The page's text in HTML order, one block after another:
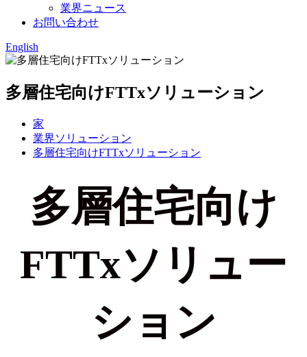
業界ニュース
お問い合わせ
English
多層住宅向けFTTxソリューション
家
業界ソリューション
多層住宅向けFTTxソリューション
多層住宅向け
FTTxソリュー
ション